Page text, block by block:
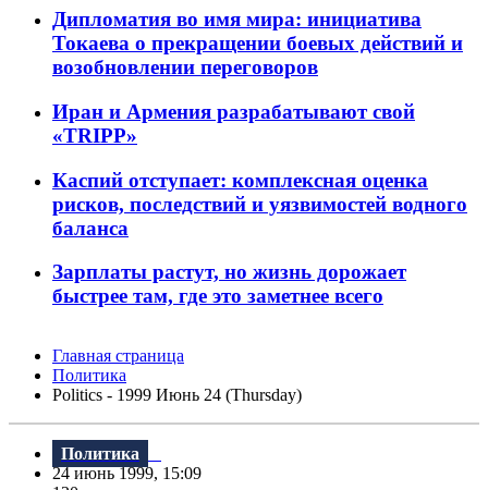
Дипломатия во имя мира: инициатива
Токаева о прекращении боевых действий и
возобновлении переговоров
Иран и Армения разрабатывают свой
«TRIPP»
Каспий отступает: комплексная оценка
рисков, последствий и уязвимостей водного
баланса
Зарплаты растут, но жизнь дорожает
быстрее там, где это заметнее всего
Главная страница
Политика
Politics - 1999 Июнь 24 (Thursday)
Политика
24 июнь 1999, 15:09